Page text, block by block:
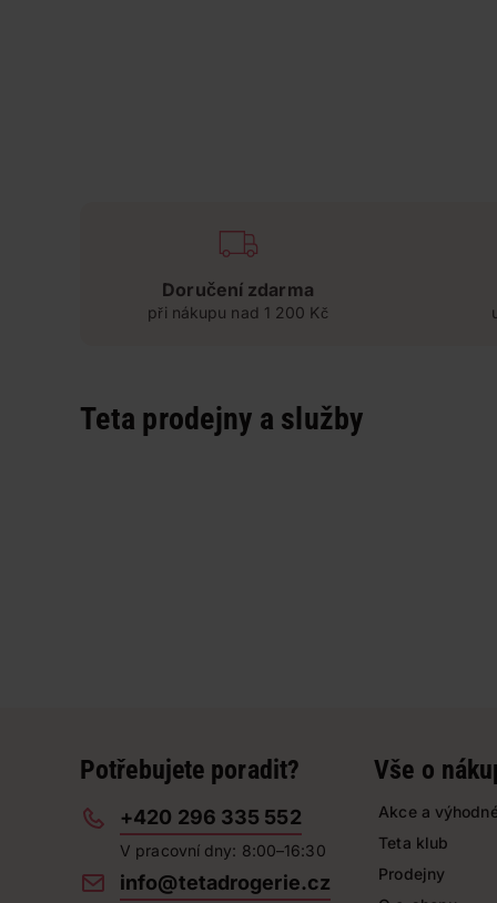
Doručení zdarma
při nákupu nad 1 200 Kč
Teta prodejny a služby
Potřebujete poradit?
+420 296 335 552
V pracovní dny: 8:00–16:30
info@tetadrogerie.cz
Vše o
Akce a
Teta klub
Prodejny